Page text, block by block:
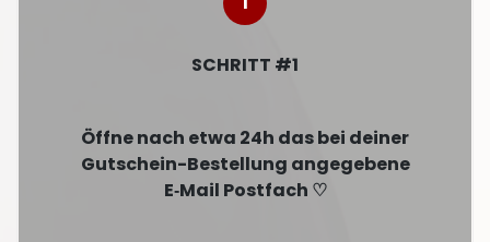
SCHRITT #1
Öffne nach etwa 24h das bei deiner
Gutschein-Bestellung angegebene
E‑Mail Postfach ♡